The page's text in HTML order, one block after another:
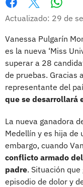
Facebook
X
Actualizado: 29 de
Vanessa Pulgarín
es la nueva ‘Miss
superar a 28
de pruebas. Gracias
representante del
que se desarrollará
La nueva ganadora
Medellín y es hija de
embargo, cuando
conflicto armado
padre. Situación
episodio de dolor y